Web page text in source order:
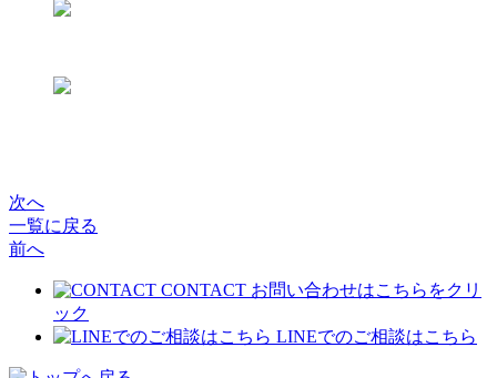
次へ
一覧に戻る
前へ
CONTACT お問い合わせはこちらをクリ
ック
LINEでのご相談はこちら